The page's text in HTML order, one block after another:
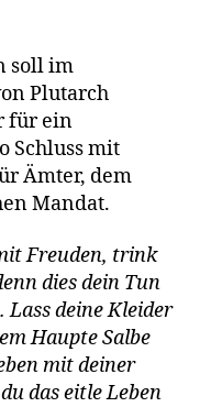
soll im
Plutarch
für ein
Schluss mit
Ämter, dem
Mandat.
Freuden, trink
dies dein Tun
deine Kleider
Haupte Salbe
mit deiner
das eitle Leben